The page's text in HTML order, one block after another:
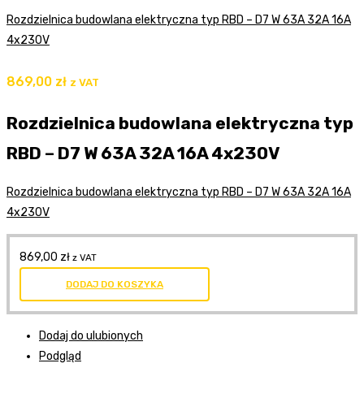
Rozdzielnica budowlana elektryczna typ RBD – D7 W 63A 32A 16A
4x230V
869,00 zł z VAT
Rozdzielnica budowlana elektryczna typ
RBD – D7 W 63A 32A 16A 4x230V
Rozdzielnica budowlana elektryczna typ RBD – D7 W 63A 32A 16A
4x230V
869,00 zł z VAT
DODAJ DO KOSZYKA
Dodaj do ulubionych
Podgląd